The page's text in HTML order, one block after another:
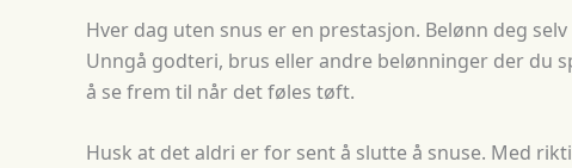
Hver dag uten snus er en prestasjon. Belønn deg
Unngå godteri, brus eller andre belønninger der du
å se frem til når det føles tøft.
Husk at det aldri er for sent å slutte å snuse. Med